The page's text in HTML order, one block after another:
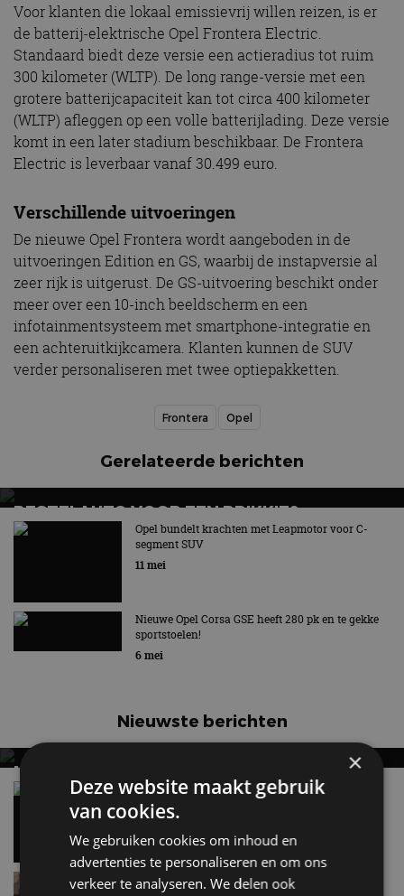
Voor klanten die lokaal emissievrij willen reizen, is er
de batterij-elektrische Opel Frontera Electric.
Standaard biedt deze versie een actieradius tot ruim
300 kilometer (WLTP). De long range-versie met een
grotere batterijcapaciteit kan tot circa 400 kilometer
(WLTP) afleggen op een volle batterijlading. Deze versie
komt in een later stadium beschikbaar. De Frontera
Electric is leverbaar vanaf 30.499 euro.
Verschillende uitvoeringen
De nieuwe Opel Frontera wordt aangeboden in de
uitvoeringen Edition en GS, waarbij de instapversie al
zeer rijk is uitgerust. De GS-uitvoering beschikt onder
meer over een 10-inch beeldscherm en een
infotainmentsysteem met smartphone-integratie en
een achteruitkijkcamera. Klanten kunnen de SUV
verder personaliseren met twee optiepakketten.
Frontera Opel
Gerelateerde berichten
BESTELAUTO VOOR EEN PRIKKIE?
STELLANTIS KOMT MET SMART COMPACT
Smart Compact Van wordt onder vier merken
Opel bundelt krachten met Leapmotor voor C-
segment SUV
11 mei
Nieuwe Opel Corsa GSE heeft 280 pk en te gekke
sportstoelen!
6 mei
Nieuwste berichten
MET KORTING NAAR EV EXPERIENCE 2026?
AUTORAI REGELT HET!
EV Experience 2026 van 24 tot 26 september
Vergelijking: BMW iX3 vs Volvo EX60 – Welke
moet je hebben?
Lamborghini Revuelto eert 60 jaar Miura met
×
Deze website maakt gebruik
van cookies.
We gebruiken cookies om inhoud en
advertenties te personaliseren en om ons
verkeer te analyseren. We delen ook